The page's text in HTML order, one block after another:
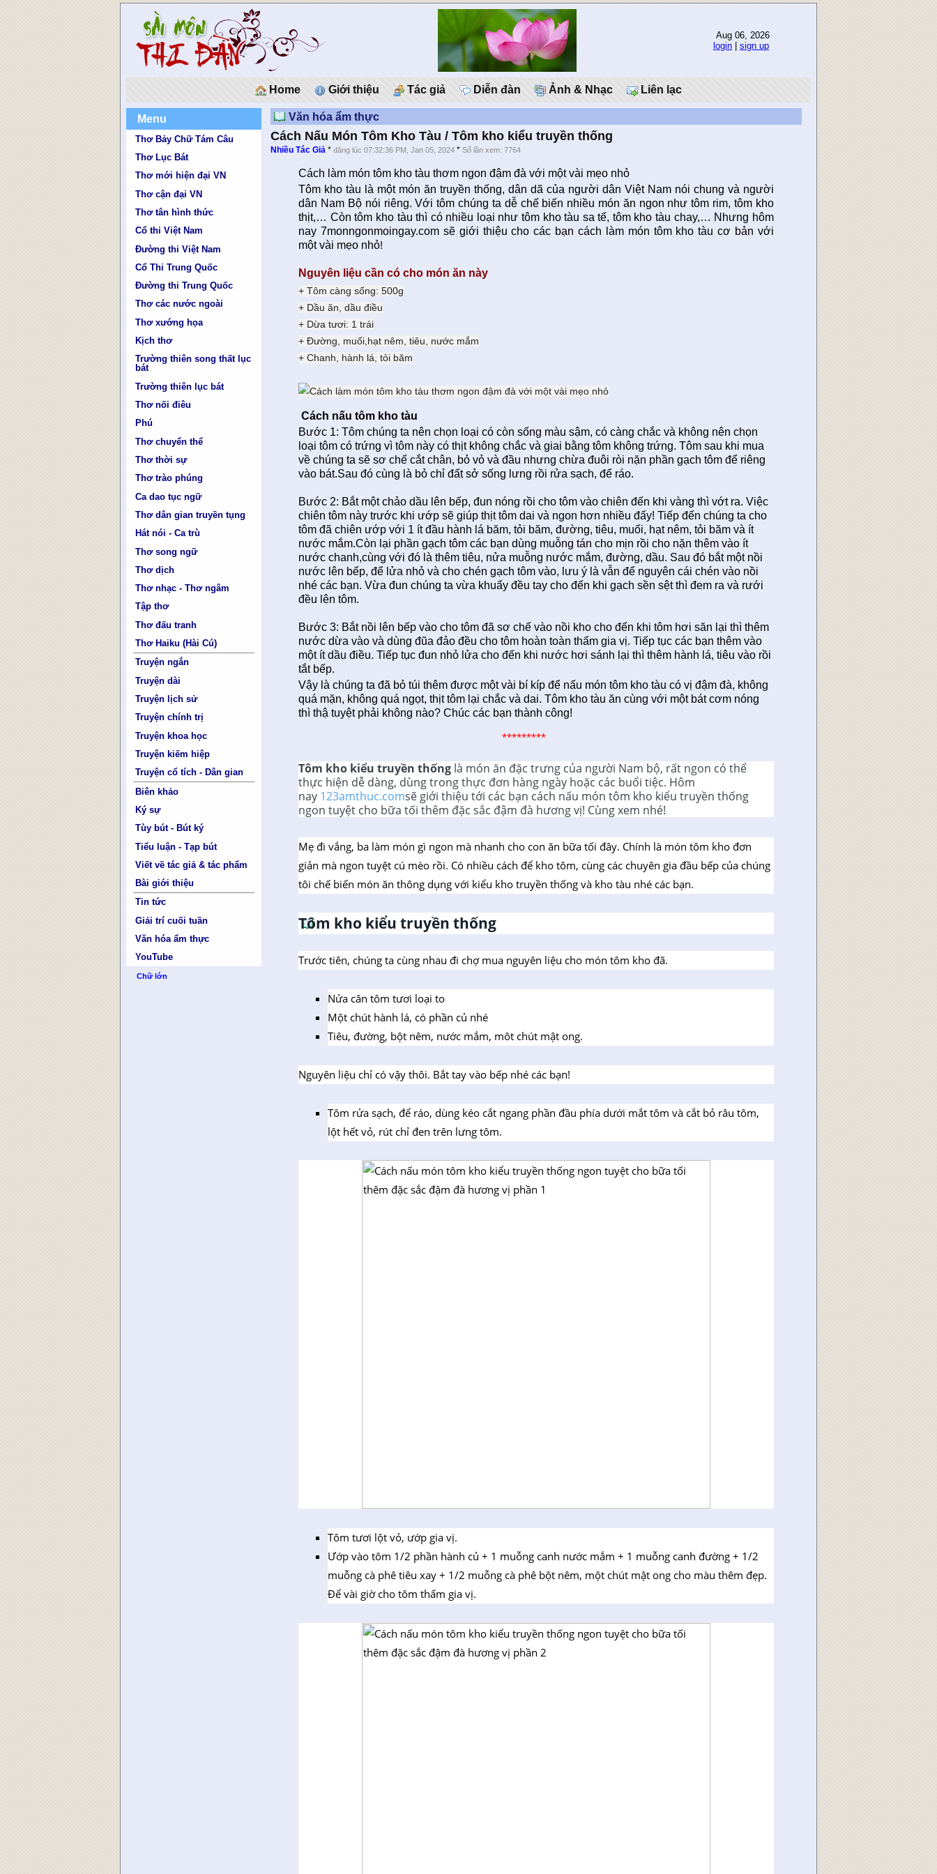
Aug 06, 2026
login
sign up
Home Giới thiệu Tác giả Diễn đàn Ảnh & Nhạc Liên lạc
Menu
Thơ Bảy Chữ Tám Câu
Thơ Lục Bát
Thơ mới hiện đại VN
Thơ cận đại VN
Thơ tân hình thức
Cổ thi Việt Nam
Đường thi Việt Nam
Cổ Thi Trung Quốc
Đường thi Trung Quốc
Thơ các nước ngoài
Thơ xướng họa
Kịch thơ
Trường thiên song thất lục
bát
Trường thiên lục bát
Thơ nối điêu
Phú
Thơ chuyển thể
Thơ thời sự
Thơ trào phúng
Ca dao tục ngữ
Thơ dân gian truyền tụng
Hát nói - Ca trù
Thơ song ngữ
Thơ dịch
Thơ nhạc - Thơ ngâm
Tập thơ
Thơ đấu tranh
Thơ Haiku (Hài Cú)
Truyện ngắn
Truyện dài
Truyện lịch sử
Truyện chính trị
Truyện khoa học
Truyện kiếm hiệp
Truyện cổ tích - Dân gian
Biên khảo
Ký sự
Tùy bút - Bút ký
Tiểu luận - Tạp bút
Viết về tác giả & tác phẩm
Bài giới thiệu
Tin tức
Giải trí cuối tuần
Văn hóa ẩm thực
YouTube
Chữ lớn
Văn hóa ẩm thực
Cách Nấu Món Tôm Kho Tàu / Tôm kho kiểu truyền thống
Nhiều Tác Giả *đăng lúc 07:32:36 PM, Jan 05, 2024 *Số lần xem: 7764
Cách làm món tôm kho tàu thơm ngon đậm đà với một vài mẹo nhỏ
Tôm kho tàu là một món ăn truyền thống, dân dã của người dân Việt Nam nói chung và người
dân Nam Bộ nói riêng. Với tôm chúng ta dễ chế biến nhiều món ăn ngon như tôm rim, tôm kho
thịt,… Còn tôm kho tàu thì có nhiều loại như tôm kho tàu sa tế, tôm kho tàu chay,… Nhưng hôm
nay 7monngonmoingay.com sẽ giới thiệu cho các bạn cách làm món tôm kho tàu cơ bản với
một vài mẹo nhỏ!
Nguyên liệu cần có cho món ăn này
+ Tôm càng sống: 500g
+ Dầu ăn, dầu điều
+ Dừa tươi: 1 trái
+ Đường, muối,hạt nêm, tiêu, nước mắm
+ Chanh, hành lá, tỏi băm
Cách nấu tôm kho tàu
Bước 1: Tôm chúng ta nên chọn loại có còn sống màu sậm, có càng chắc và không nên chọn
loại tôm có trứng vì tôm này có thịt không chắc và giai bằng tôm không trứng. Tôm sau khi mua
về chúng ta sẽ sơ chế cắt chân, bỏ vỏ và đầu nhưng chừa đuôi ròi nặn phần gạch tôm để riêng
vào bát.Sau đó cùng là bỏ chỉ đất sở sống lưng rồi rửa sạch, để ráo.
Bước 2: Bắt một chảo dầu lên bếp, đun nóng rồi cho tôm vào chiên đến khi vàng thì vớt ra. Việc
chiên tôm này trước khi ướp sẽ giúp thịt tôm dai và ngon hơn nhiều đấy! Tiếp đến chúng ta cho
tôm đã chiên ướp với 1 ít đầu hành lá băm, tỏi băm, đường, tiêu, muối, hạt nêm, tỏi băm và ít
nước mắm.Còn lại phần gạch tôm các bạn dùng muỗng tán cho mịn rồi cho nặn thêm vào ít
nước chanh,cùng với đó là thêm tiêu, nửa muỗng nước mắm, đường, dầu. Sau đó bắt một nồi
nước lên bếp, để lửa nhỏ và cho chén gạch tôm vào, lưu ý là vẫn để nguyên cái chén vào nồi
nhé các bạn. Vừa đun chúng ta vừa khuấy đều tay cho đến khi gạch sền sệt thì đem ra và rưới
đều lên tôm.
Bước 3: Bắt nồi lên bếp vào cho tôm đã sơ chế vào nồi kho cho đến khi tôm hơi săn lại thì thêm
nước dừa vào và dùng đũa đảo đều cho tôm hoàn toàn thấm gia vị. Tiếp tục các bạn thêm vào
một ít dầu điều. Tiếp tục đun nhỏ lửa cho đến khi nước hơi sánh lại thì thêm hành lá, tiêu vào rồi
tắt bếp.
Vậy là chúng ta đã bỏ túi thêm được một vài bí kíp để nấu món tôm kho tàu có vị đậm đà, không
quá mặn, không quá ngọt, thịt tôm lại chắc và dai. Tôm kho tàu ăn cùng với một bát cơm nóng
thì thậ tuyệt phải không nào? Chúc các bạn thành công!
*********
Tôm kho kiểu truyền thống là món ăn đặc trưng của người Nam bộ, rất ngon có thể
thực hiện dễ dàng, dùng trong thực đơn hàng ngày hoặc các buổi tiệc. Hôm
nay 123amthuc.comsẽ giới thiệu tới các bạn cách nấu món tôm kho kiểu truyền thống
ngon tuyệt cho bữa tối thêm đặc sắc đậm đà hương vị! Cùng xem nhé!
Mẹ đi vắng, ba làm món gì ngon mà nhanh cho con ăn bữa tối đây. Chính là món tôm kho đơn
giản mà ngon tuyệt cú mèo rồi. Có nhiều cách để kho tôm, cùng các chuyên gia đầu bếp của chúng
tôi chế biến món ăn thông dụng với kiểu kho truyền thống và kho tàu nhé các bạn.
Tôm kho kiểu truyền thống
Trước tiên, chúng ta cùng nhau đi chợ mua nguyên liệu cho món tôm kho đã.
Nửa cân tôm tươi loại to
Một chút hành lá, có phần củ nhé
Tiêu, đường, bột nêm, nước mắm, môt chút mật ong.
Nguyên liệu chỉ có vậy thôi. Bắt tay vào bếp nhé các bạn!
Tôm rửa sạch, để ráo, dùng kéo cắt ngang phần đầu phía dưới mắt tôm và cắt bỏ râu tôm,
lột hết vỏ, rút chỉ đen trên lưng tôm.
Tôm tươi lột vỏ, ướp gia vị.
Ướp vào tôm 1/2 phần hành củ + 1 muỗng canh nước mắm + 1 muỗng canh đường + 1/2
muỗng cà phê tiêu xay + 1/2 muỗng cà phê bột nêm, một chút mật ong cho màu thêm đẹp.
Để vài giờ cho tôm thấm gia vị.